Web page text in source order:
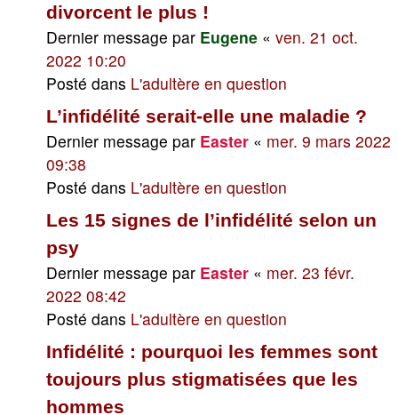
divorcent le plus !
Dernier message par Eugene « ven. 21 oct.
2022 10:20
Posté dans L'adultère en question
L’infidélité serait-elle une maladie ?
Dernier message par Easter « mer. 9 mars 2022
09:38
Posté dans L'adultère en question
Les 15 signes de l’infidélité selon un
psy
Dernier message par Easter « mer. 23 févr.
2022 08:42
Posté dans L'adultère en question
Infidélité : pourquoi les femmes sont
toujours plus stigmatisées que les
hommes